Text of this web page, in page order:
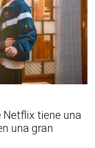
Netflix tiene una
una gran